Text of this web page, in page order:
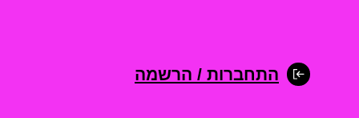
התחברות / הרשמה